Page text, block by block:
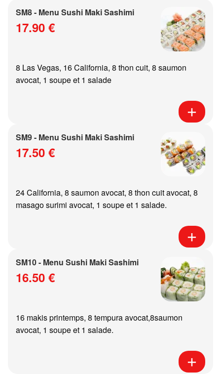
SM8 - Menu Sushi Maki Sashimi
17.90 €
8 Las Vegas, 16 California, 8 thon cuit, 8 saumon
avocat, 1 soupe et 1 salade
SM9 - Menu Sushi Maki Sashimi
17.50 €
24 California, 8 saumon avocat, 8 thon cuit avocat, 8
masago surimi avocat, 1 soupe et 1 salade.
SM10 - Menu Sushi Maki Sashimi
16.50 €
16 makis printemps, 8 tempura avocat,8saumon
avocat, 1 soupe et 1 salade.